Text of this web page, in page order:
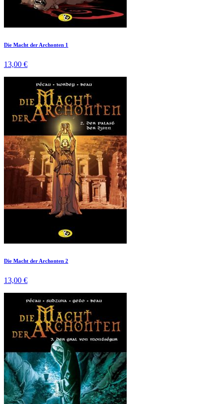
Die Macht der Archonten 1
13,00 €
Die Macht der Archonten 2
13,00 €